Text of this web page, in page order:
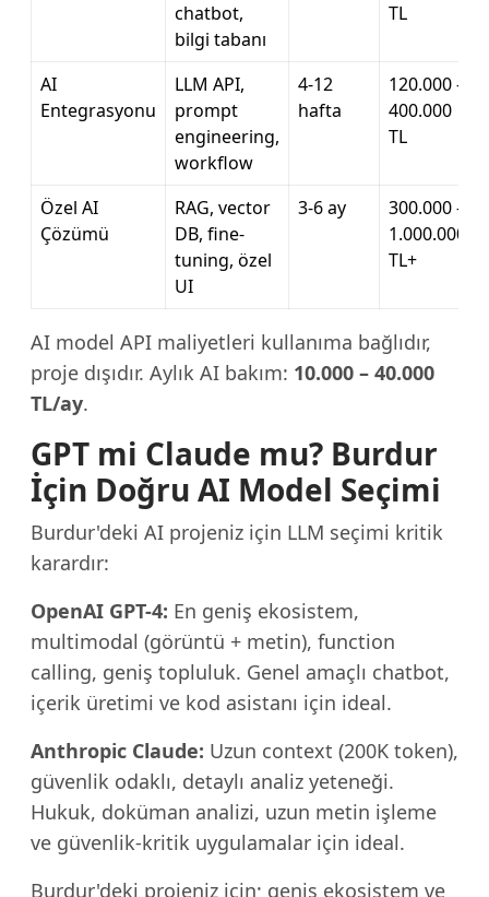
chatbot,
bilgi tabanı
TL
AI
Entegrasyonu
LLM API,
prompt
engineering,
workflow
4-12
hafta
120.000 –
400.000
TL
Özel AI
Çözümü
RAG, vector
DB, fine-
tuning, özel
UI
3-6 ay
300.000 –
1.000.000
TL+
AI model API maliyetleri kullanıma bağlıdır,
proje dışıdır. Aylık AI bakım: 10.000 – 40.000
TL/ay.
GPT mi Claude mu? Burdur
İçin Doğru AI Model Seçimi
Burdur'deki AI projeniz için LLM seçimi kritik
karardır:
OpenAI GPT-4: En geniş ekosistem,
multimodal (görüntü + metin), function
calling, geniş topluluk. Genel amaçlı chatbot,
içerik üretimi ve kod asistanı için ideal.
Anthropic Claude: Uzun context (200K token),
güvenlik odaklı, detaylı analiz yeteneği.
Hukuk, doküman analizi, uzun metin işleme
ve güvenlik-kritik uygulamalar için ideal.
Burdur'deki projeniz için; geniş ekosistem ve